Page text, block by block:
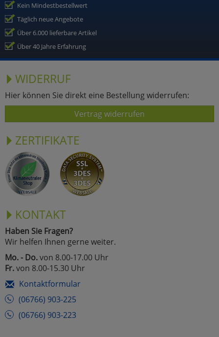
Kein Mindestbestellwert
Täglich neue Angebote
Über 6.000 lieferbare Artikel
Über 40 Jahre Erfahrung
WIDERRUF
Hier können Sie direkt eine Bestellung widerrufen:
Vertrag widerrufen
ZERTIFIKATE
KONTAKT
Haben Sie Fragen?
Wir helfen Ihnen gerne weiter.
Mo. - Do.von 8.00-17.00 Uhr
Fr.von 8.00-15.30 Uhr
Kontaktformular
(06766) 903-225
(06766) 903-223